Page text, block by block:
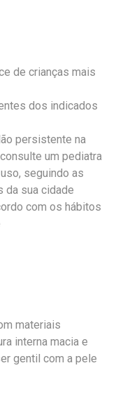
de crianças mais
dos indicados
persistente na
um pediatra
seguindo as
da sua cidade
com os hábitos
materiais
interna macia e
gentil com a pele